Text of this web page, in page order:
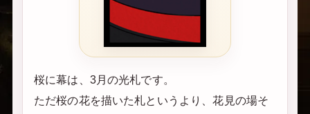
桜に幕は、3月の光札です。
ただ桜の花を描いた札というより、花見の場そ